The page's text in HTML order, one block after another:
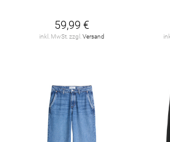
59,99 €
inkl. MwSt. zzgl. Versand